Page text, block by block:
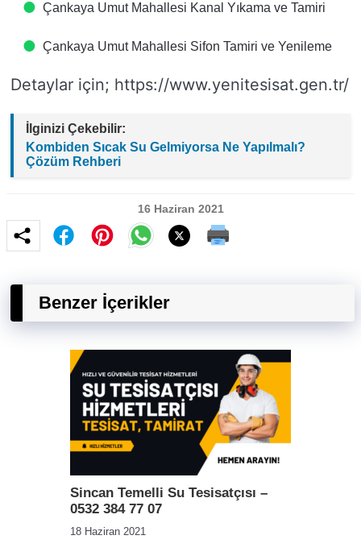
Çankaya Umut Mahallesi Kanal Yıkama ve Tamiri
Çankaya Umut Mahallesi Sifon Tamiri ve Yenileme
Detaylar için; https://www.yenitesisat.gen.tr/
İlginizi Çekebilir:
Kombiden Sıcak Su Gelmiyorsa Ne Yapılmalı?
Çözüm Rehberi
16 Haziran 2021
Benzer İçerikler
Sincan Temelli Su Tesisatçısı –
0532 384 77 07
18 Haziran 2021